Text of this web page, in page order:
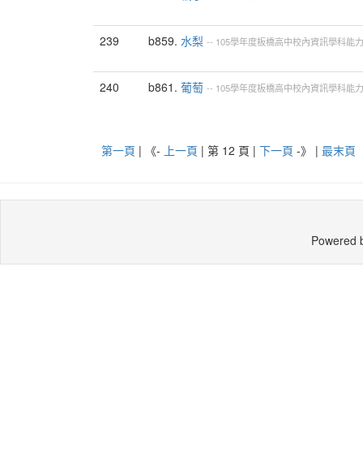
239 b859. 水梨 -- 105學年度板橋高中校內資訊學科能
240 b861. 葡萄 -- 105學年度板橋高中校內資訊學科能
第一頁 | 《- 上一頁 | 第 12 頁 | 下一頁 -》 | 最末頁
Powered